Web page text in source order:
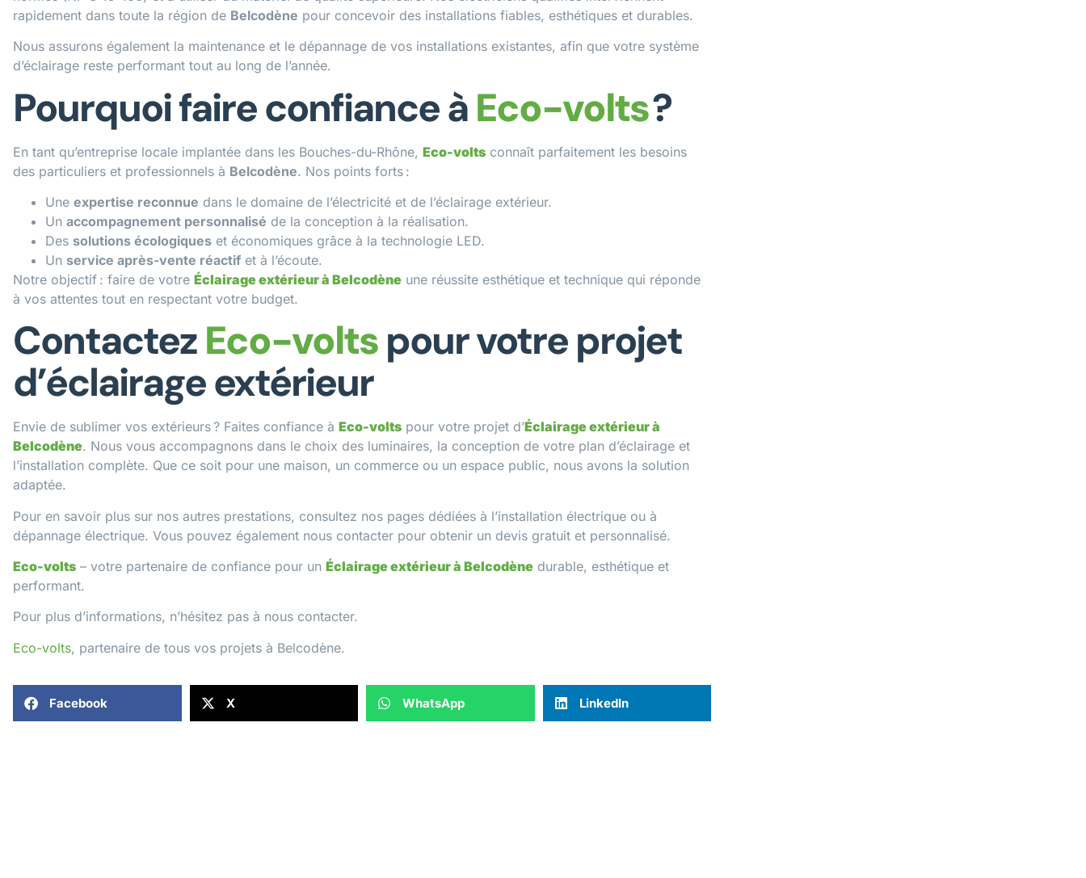
rapidement dans toute la région de Belcodène pour concevoir des installations fiables, esthétiques et durables.
Nous assurons également la maintenance et le dépannage de vos installations existantes, afin que votre système
d’éclairage reste performant tout au long de l’année.
Pourquoi faire confiance àEco-volts?
En tant qu’entreprise locale implantée dans les Bouches-du-Rhône, Eco-volts connaît parfaitement les besoins
des particuliers et professionnels à Belcodène. Nos points forts :
Une expertise reconnue dans le domaine de l’électricité et de l’éclairage extérieur.
Un accompagnement personnalisé de la conception à la réalisation.
Des solutions écologiques et économiques grâce à la technologie LED.
Un service après-vente réactif et à l’écoute.
Notre objectif : faire de votre Éclairage extérieur à Belcodène une réussite esthétique et technique qui réponde
à vos attentes tout en respectant votre budget.
ContactezEco-voltspour votre projet
d’éclairage extérieur
Envie de sublimer vos extérieurs ? Faites confiance à Eco-volts pour votre projet d’Éclairage extérieur à
Belcodène. Nous vous accompagnons dans le choix des luminaires, la conception de votre plan d’éclairage et
l’installation complète. Que ce soit pour une maison, un commerce ou un espace public, nous avons la solution
adaptée.
Pour en savoir plus sur nos autres prestations, consultez nos pages dédiées à l’installation électrique ou à
dépannage électrique. Vous pouvez également nous contacter pour obtenir un devis gratuit et personnalisé.
Eco-volts – votre partenaire de confiance pour un Éclairage extérieur à Belcodène durable, esthétique et
performant.
Pour plus d’informations, n’hésitez pas à nous contacter.
Eco-volts, partenaire de tous vos projets à Belcodène.
Facebook X WhatsApp LinkedIn